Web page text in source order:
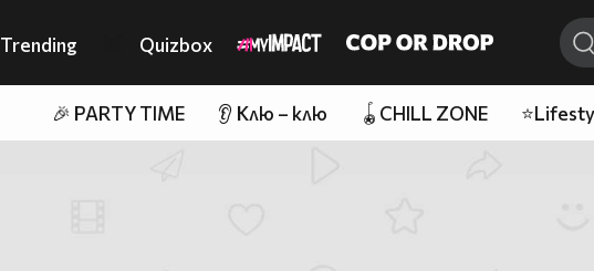
Trending Quizbox
🎉 PARTY TIME 👂 Клю – клю 🪀CHILL ZONE